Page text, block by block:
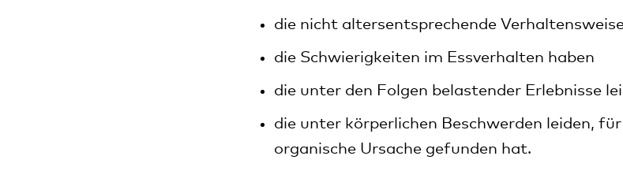
die nicht altersentsprechende
die Schwierigkeiten im Essverhalten haben
die unter den Folgen belastender Erlebnisse
die unter körperlichen Beschwerden leiden,
organische Ursache gefunden hat.